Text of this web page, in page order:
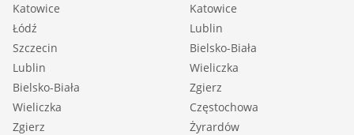
Katowice
Łódź
Szczecin
Lublin
Bielsko-Biała
Wieliczka
Zgierz
Katowice
Lublin
Bielsko-Biała
Wieliczka
Zgierz
Częstochowa
Żyrardów